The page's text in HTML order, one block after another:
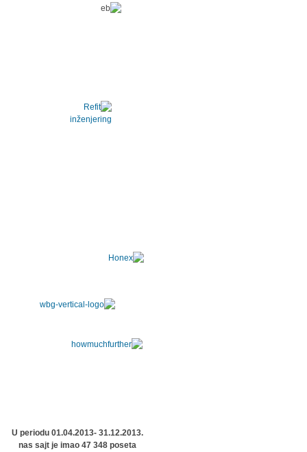
U periodu 01.04.2013- 31.12.2013.
nas sajt je imao 47 348 poseta